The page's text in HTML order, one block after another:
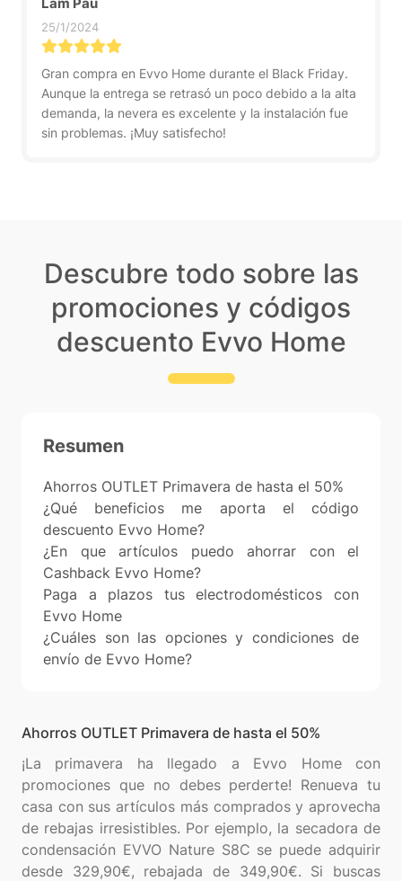
25/1/2024
Gran compra en Evvo Home durante el Black Friday.
Aunque la entrega se retrasó un poco debido a la alta
demanda, la nevera es excelente y la instalación fue
sin problemas. ¡Muy satisfecho!
Descubre todo sobre las
promociones y códigos
descuento Evvo Home
Resumen
Ahorros OUTLET Primavera de hasta el 50%
¿Qué beneficios me aporta el código
descuento Evvo Home?
¿En que artículos puedo ahorrar con el
Cashback Evvo Home?
Paga a plazos tus electrodomésticos con
Evvo Home
¿Cuáles son las opciones y condiciones de
envío de Evvo Home?
Ahorros OUTLET Primavera de hasta el 50%
¡La primavera ha llegado a Evvo Home con
promociones que no debes perderte! Renueva tu
casa con sus artículos más comprados y aprovecha
de rebajas irresistibles. Por ejemplo, la secadora de
condensación EVVO Nature S8C se puede adquirir
desde 329,90€, rebajada de 349,90€. Si buscas